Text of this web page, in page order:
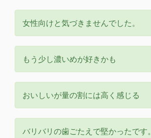
女性向けと気づきませんでした。
もう少し濃いめが好きかも
おいしいが量の割には高く感じる
バリバリの歯ごたえで堅かったです。